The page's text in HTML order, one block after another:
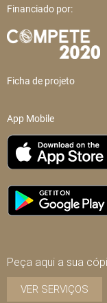
Financiado por:
Ficha de projeto
App Mobile
Peça aqui a sua
VER SERVIÇOS